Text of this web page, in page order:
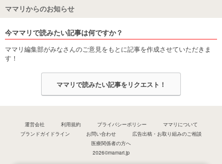
ママリからのお知らせ
今ママリで読みたい記事は何ですか？
ママリ編集部がみなさんのご意見をもとに記事を作成させていただきま
す！
ママリで読みたい記事をリクエスト！
運営会社 利用規約 プライバシーポリシー
ママリについて
ブランドガイドライン
お問い合わせ
広告出稿・お取り組みのご相談
医療関係者の方へ
2026©mamari.jp